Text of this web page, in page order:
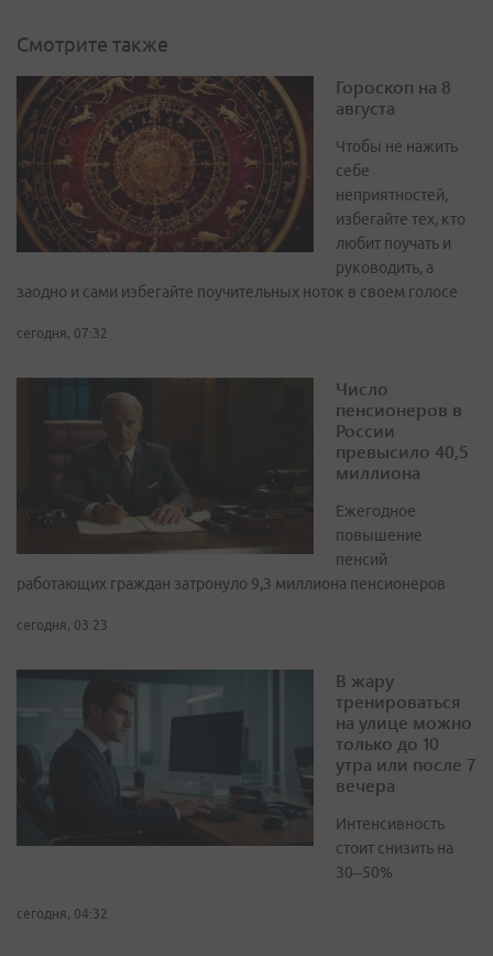
Смотрите также
Гороскоп на 8
августа
Чтобы не нажить
себе
неприятностей,
избегайте тех, кто
любит поучать и
руководить, а
заодно и сами избегайте поучительных ноток в своем голосе
сегодня, 07:32
Число
пенсионеров в
России
превысило 40,5
миллиона
Ежегодное
повышение
пенсий
работающих граждан затронуло 9,3 миллиона пенсионеров
сегодня, 03:23
В жару
тренироваться
на улице можно
только до 10
утра или после 7
вечера
Интенсивность
стоит снизить на
30–50%
сегодня, 04:32